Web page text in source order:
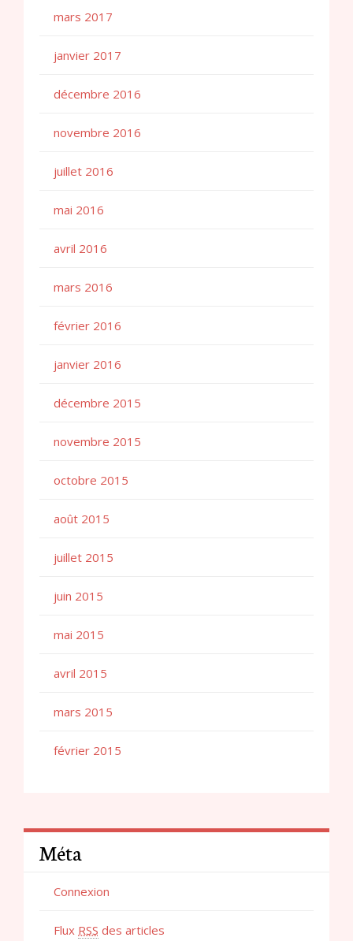
mars 2017
janvier 2017
décembre 2016
novembre 2016
juillet 2016
mai 2016
avril 2016
mars 2016
février 2016
janvier 2016
décembre 2015
novembre 2015
octobre 2015
août 2015
juillet 2015
juin 2015
mai 2015
avril 2015
mars 2015
février 2015
Méta
Connexion
Flux RSS des articles